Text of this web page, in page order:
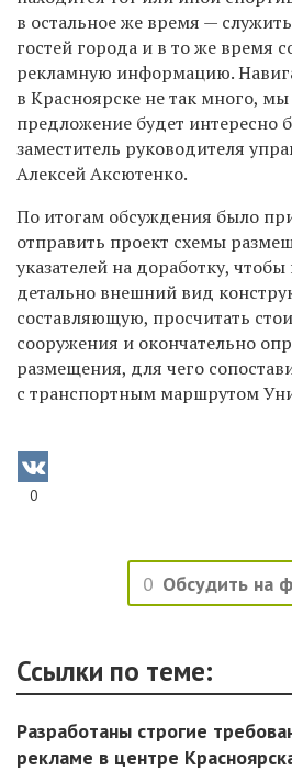
в остальное же время —
гостей города и в то же время
рекламную информацию.
в Красноярске не так много,
предложение будет интересно
заместитель руководителя
Алексей Аксютенко.
По итогам обсуждения было
отправить проект схемы
указателей на доработку, чтобы
детально внешний вид
составляющую, просчитать
сооружения и окончательно
размещения, для чего
с транспортным маршрутом
0
0 Обсудить на
Ссылки по теме:
Разработаны строгие
рекламе в центре